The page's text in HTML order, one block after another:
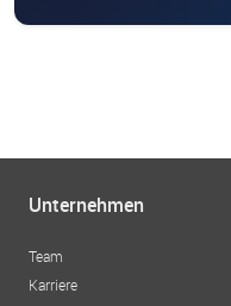
Unternehmen
Team
Karriere